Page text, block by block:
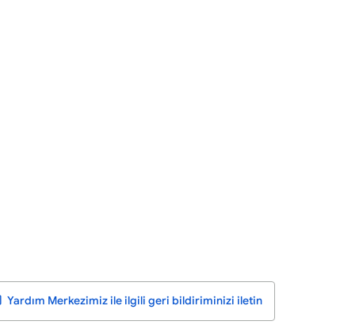
Yardım Merkezimiz ile ilgili geri bildiriminizi iletin